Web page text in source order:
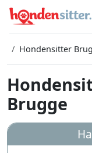
Hondensitter
Brugge